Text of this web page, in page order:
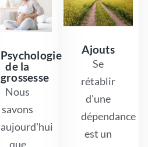
Psychologie
de la
grossesse
Nous
savons
aujourd'hui
que
Ajouts
Se
rétablir
d'une
dépendance
est un